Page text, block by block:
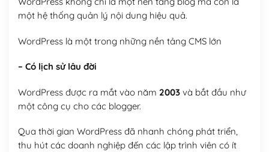
một hệ thống quản lý nội dung hiệu quả.
WordPress là một trong những nền tảng CMS lớn
– Có lịch sử lâu đời
WordPress được ra mắt vào năm 2003và bắt đầu như
một công cụ cho các blogger.
Qua thời gian WordPress đã nhanh chóng phát triển,
thu hút các doanh nghiệp đến các lập trình viên có ít